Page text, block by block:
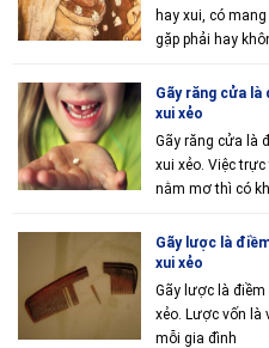
hay xui, có
gặp phải hay
Gãy răng cửa
xui xẻo
Gãy răng cửa là
xui xẻo. Việc
nằm mơ thì có
Gãy lược là
xui xẻo
Gãy lược là
xẻo. Lược vốn là
mỗi gia đình